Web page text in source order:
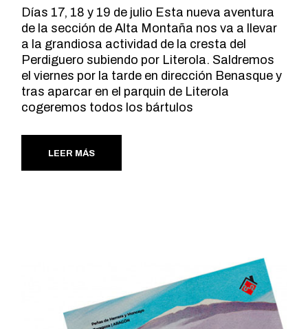
Días 17, 18 y 19 de julio Esta nueva aventura
de la sección de Alta Montaña nos va a llevar
a la grandiosa actividad de la cresta del
Perdiguero subiendo por Literola. Saldremos
el viernes por la tarde en dirección Benasque y
tras aparcar en el parquin de Literola
cogeremos todos los bártulos
LEER MÁS